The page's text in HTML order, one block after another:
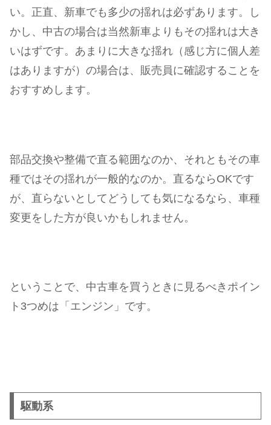
い。正直、新車でも多少の揺れは必ずあります。し
かし、中古の場合は当然新車よりもその揺れは大き
いはずです。あまりに大きな揺れ（感じ方に個人差
はありますが）の場合は、販売員に確認することを
おすすめします。
部品交換や整備で直る範囲なのか、それともその車
種ではその揺れが一般的なのか。直るならOKです
が、直らないとしてどうしても気になるなら、車種
変更をした方が良いかもしれません。
ということで、中古車を買うときに見るべきポイン
ト3つめは「エンジン」です。
駆動系